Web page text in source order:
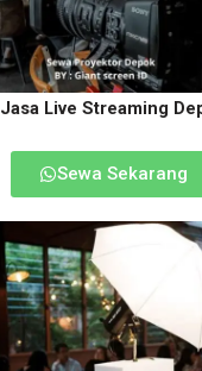
Jasa Live Streaming
Sewa Sekarang